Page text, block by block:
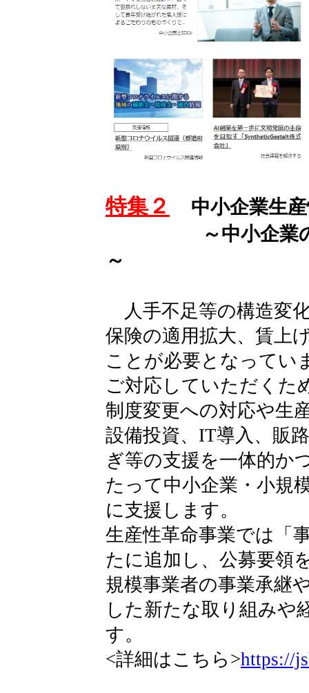
特集２
中小企業生
～中小企業の生
～
人手不足等の構造変
保険の適用拡大、賃上
ことが必要となってい
ご対応していただくた
制度変更への対応や生
設備投資、IT導入、販
ぎ等の支援を一体的か
たって中小企業・小規
に支援します。
生産性革命事業では「
たに追加し、公募要領
規模事業者の事業承継
した新たな取り組みや
す。
<詳細はこちら>https://